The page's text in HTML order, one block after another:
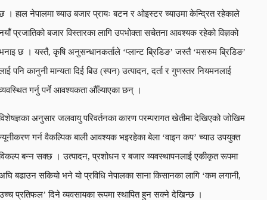
। हाल नेपालमा च्याउ बजार प्रायः बटन र ओइस्टर च्याउमा केन्द्रित रहेकाले
प्रजातिको बजार विस्तारका लागि उपभोक्ता सचेतना आवश्यक रहेको विज्ञको
छ । यस्तै, कृषि अनुसन्धानकर्ताले ‘प्लान्ट ब्रिडिङ’ जस्तै ‘मसरुम ब्रिडिङ’
पनि कानुनी मान्यता दिई बिउ (स्पन) उत्पादन, दर्ता र गुणस्तर नियमनलाई
गर्नु पर्ने आवश्यकता औँल्याएका छन् ।
अनुसार जलवायु परिवर्तनका कारण परम्परागत खेतीमा देखिएको जोखिम
गर्न वैकल्पिक बाली आवश्यक भइरहेका बेला ‘वाइन कप’ च्याउ उपयुक्त
बन्न सक्छ । उत्पादन, प्रशोधन र बजार व्यवस्थापनलाई एकीकृत रूपमा
बढाउन सकियो भने यो प्रविधि नेपालका साना किसानका लागि ‘कम लगानी,
प्रतिफल’ दिने व्यवसायका रूपमा स्थापित हुन सक्ने देखिन्छ ।